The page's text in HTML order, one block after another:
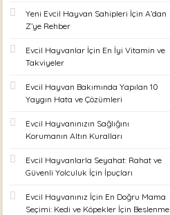
Yeni Evcil Hayvan Sahipleri İçin A’dan
Z’ye Rehber
Evcil Hayvanlar İçin En İyi Vitamin ve
Takviyeler
Evcil Hayvan Bakımında Yapılan 10
Yaygın Hata ve Çözümleri
Evcil Hayvanınızın Sağlığını
Korumanın Altın Kuralları
Evcil Hayvanlarla Seyahat: Rahat ve
Güvenli Yolculuk İçin İpuçları
Evcil Hayvanınız İçin En Doğru Mama
Seçimi: Kedi ve Köpekler İçin Beslenme